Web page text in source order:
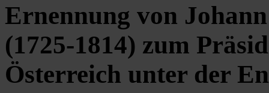
Ernennung von
(1725-1814) zum
Österreich unter der